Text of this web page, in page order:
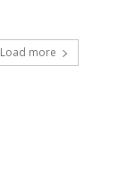
Load more